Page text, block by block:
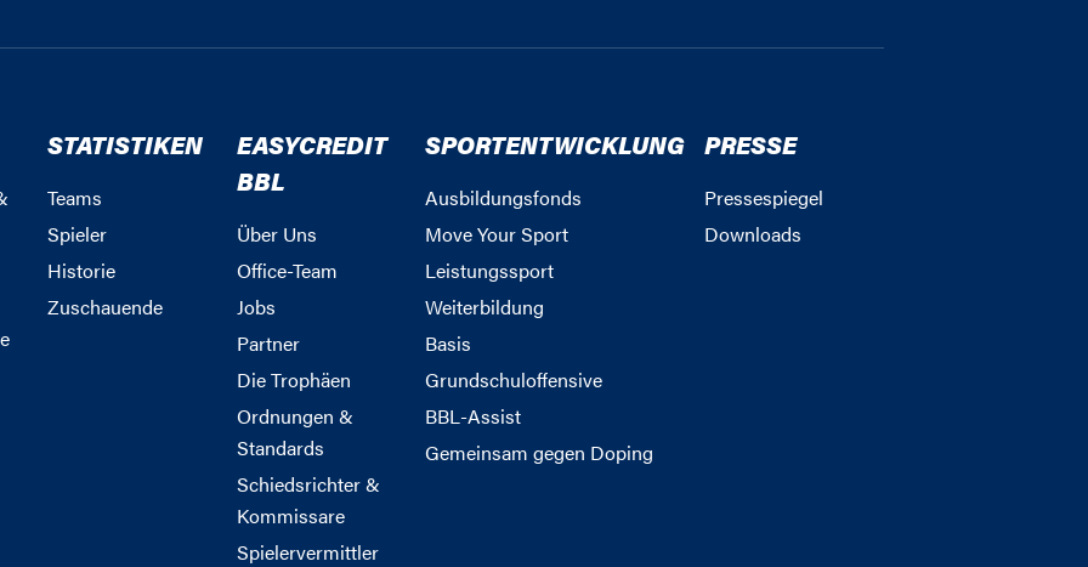
STATISTIKEN
Teams
Spieler
Historie
Zuschauende
EASYCREDIT
BBL
Über Uns
Office-Team
Jobs
Partner
Die Trophäen
Ordnungen &
Standards
Schiedsrichter &
Kommissare
Spielervermittler
SPORTENTWICKLUNG
Ausbildungsfonds
Move Your Sport
Leistungssport
Weiterbildung
Basis
Grundschuloffensive
BBL-Assist
Gemeinsam gegen Doping
PRESSE
Pressespiegel
Downloads